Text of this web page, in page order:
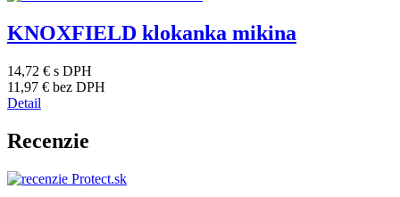
KNOXFIELD klokanka mikina
14,72 € s DPH
11,97 € bez DPH
Detail
Recenzie